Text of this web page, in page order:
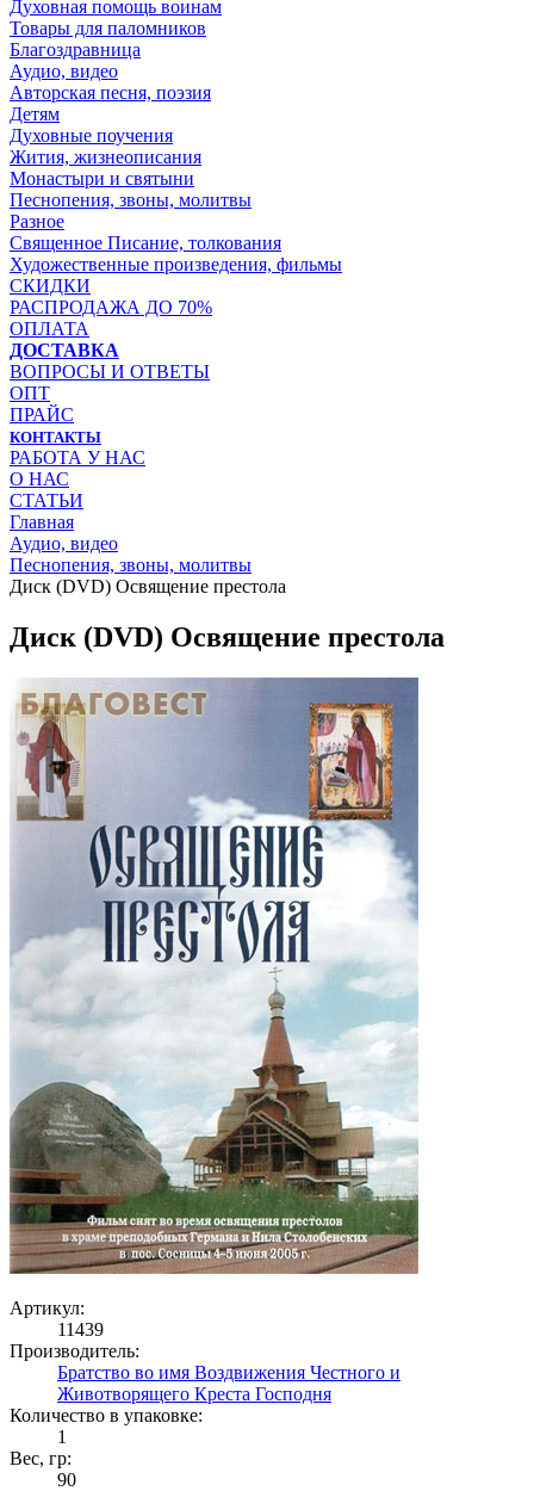
Духовная помощь воинам
Товары для паломников
Благоздравница
Аудио, видео
Авторская песня, поэзия
Детям
Духовные поучения
Жития, жизнеописания
Монастыри и святыни
Песнопения, звоны, молитвы
Разное
Священное Писание, толкования
Художественные произведения, фильмы
СКИДКИ
РАСПРОДАЖА ДО 70%
ОПЛАТА
ДОСТАВКА
ВОПРОСЫ И ОТВЕТЫ
ОПТ
ПРАЙС
КОНТАКТЫ
РАБОТА У НАС
О НАС
СТАТЬИ
Главная
Аудио, видео
Песнопения, звоны, молитвы
Диск (DVD) Освящение престола
Диск (DVD) Освящение престола
Артикул:
11439
Производитель:
Братство во имя Воздвижения Честного и
Животворящего Креста Господня
Количество в упаковке:
1
Вес, гр:
90